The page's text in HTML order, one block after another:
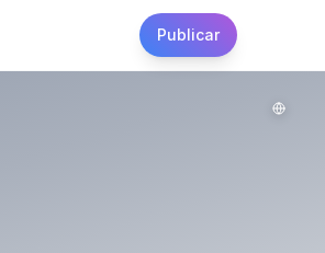
Publicar